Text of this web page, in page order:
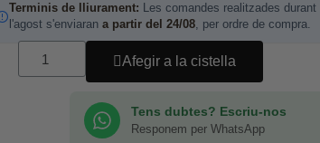
Terminis de lliurament: Les comandes realitzades durant
l'agost s'enviaran a partir del 24/08, per ordre de compra.
Afegir a la cistella
Tens dubtes? Escriu-nos
Responem per WhatsApp